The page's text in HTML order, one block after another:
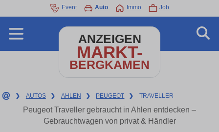
Event Auto Immo Job
ANZEIGEN
MARKT-
BERGKAMEN
❯ AUTOS ❯ AHLEN ❯ PEUGEOT ❯ TRAVELLER
Peugeot Traveller gebraucht in Ahlen entdecken –
Gebrauchtwagen von privat & Händler